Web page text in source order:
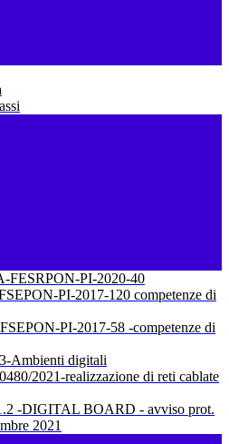
FESRPON-PI-2020-40
PI-2017-120 competenze di
PI-2017-58 -competenze di
Ambienti digitali
2021-realizzazione di reti cablate
-DIGITAL BOARD - avviso prot.
2021